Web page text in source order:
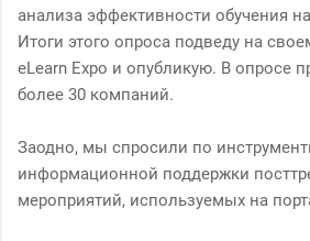
анализа эффективности обучения
Итоги этого опроса подведу на
eLearn Expo и опубликую. В опросе
более 30 компаний.
Заодно, мы спросили по
информационной поддержки
мероприятий, используемых на